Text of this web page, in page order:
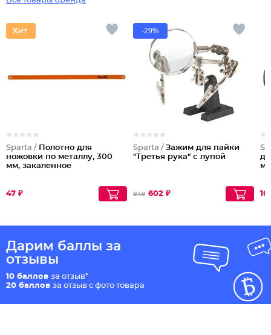
Sparta / Полотно для
ножовки по металлу, 300
мм, закаленное
47 ₽
-29%
Sparta / Зажим для пайки
"Третья рука" с лупой
849 602 ₽
Дарим баллы за
отзывы
10 баллов за отзыв*
20 баллов за отзыв с фото товара